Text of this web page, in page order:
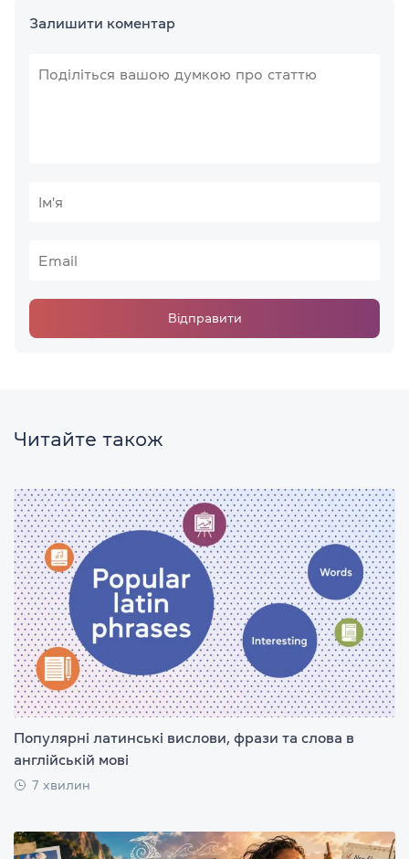
Залишити коментар
Відправити
Читайте також
Популярні латинські вислови, фрази та слова в
англійській мові
7 хвилин